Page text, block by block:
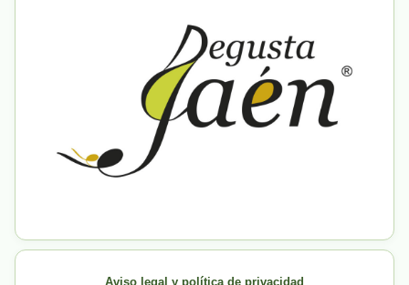
Aviso legal y política de privacidad